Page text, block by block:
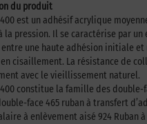
du produit
400 est un adhésif acrylique
la pression. Il se caractérise par un
une haute adhésion initiale et
cisaillement. La résistance de
avec le vieillissement naturel.
400 constitue la famille des double-
face 465 ruban à transfert
à enlèvement aisé 924 Ruban